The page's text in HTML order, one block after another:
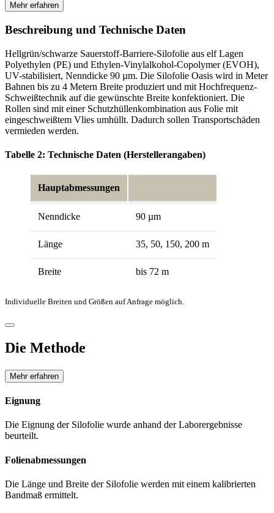
Mehr erfahren
Beschreibung und Technische Daten
Hellgrün/schwarze Sauerstoff-Barriere-Silofolie aus elf Lagen
Polyethylen (PE) und Ethylen-Vinyl­alkohol-Copolymer (EVOH),
UV-stabilisiert, Nenn­dicke 90 µm. Die Silofolie Oasis wird in Meter
Bahnen bis zu 4 Metern Breite produziert und mit Hochfrequenz-
Schweißtechnik auf die gewünschte Breite konfektioniert. Die
Rollen sind mit einer Schutzhüllenkombi­nation aus Folie mit
eingeschweißtem Vlies umhüllt. Dadurch sollen Transportschäden
vermieden werden.
Tabelle 2: Technische Daten (Herstellerangaben)
Hauptabmessungen
Nenndicke 90 µm
Länge 35, 50, 150, 200 m
Breite bis 72 m
Individuelle Breiten und Größen auf Anfrage möglich.
Die Methode
Mehr erfahren
Eignung
Die Eignung der Silofolie wurde anhand der Laborergebnisse
beurteilt.
Folienabmessungen
Die Länge und Breite der Silofolie werden mit einem kalibrierten
Bandmaß ermittelt.